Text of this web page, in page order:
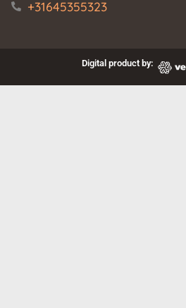
+31645355323
Digital product by: